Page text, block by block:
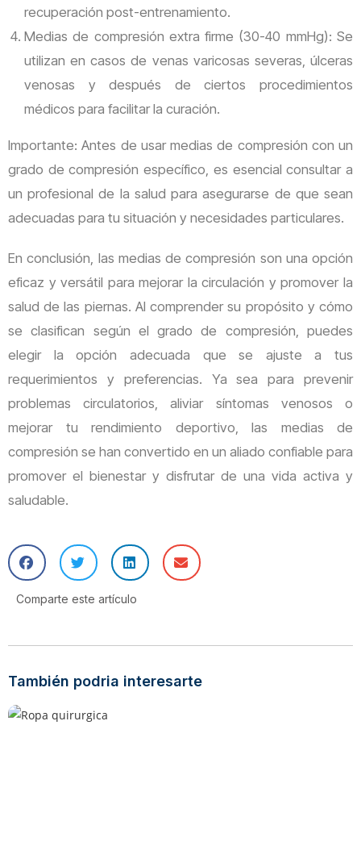
recuperación post-entrenamiento.
Medias de compresión extra firme (30-40 mmHg): Se
utilizan en casos de venas varicosas severas, úlceras
venosas y después de ciertos procedimientos
médicos para facilitar la curación.
Importante: Antes de usar medias de compresión con un
grado de compresión específico, es esencial consultar a
un profesional de la salud para asegurarse de que sean
adecuadas para tu situación y necesidades particulares.
En conclusión, las medias de compresión son una opción
eficaz y versátil para mejorar la circulación y promover la
salud de las piernas. Al comprender su propósito y cómo
se clasifican según el grado de compresión, puedes
elegir la opción adecuada que se ajuste a tus
requerimientos y preferencias. Ya sea para prevenir
problemas circulatorios, aliviar síntomas venosos o
mejorar tu rendimiento deportivo, las medias de
compresión se han convertido en un aliado confiable para
promover el bienestar y disfrutar de una vida activa y
saludable.
Comparte este artículo
También podria interesarte